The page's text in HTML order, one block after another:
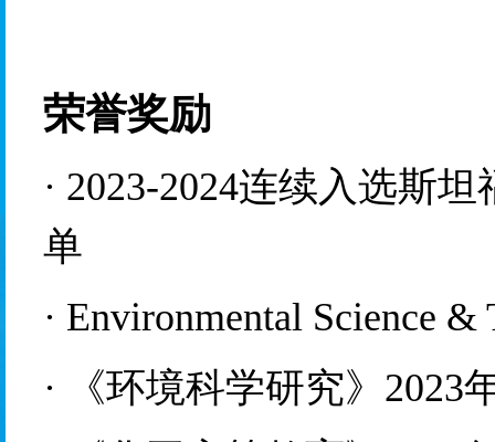
荣誉奖励
· 2023-2024连续入选斯坦
单
· Environmental Science &
·
《环境科学研究》 2023